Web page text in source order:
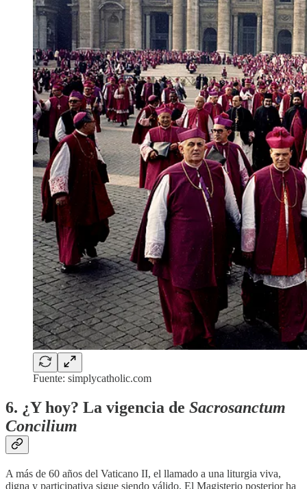
Fuente: simplycatholic.com
6. ¿Y hoy? La vigencia de Sacrosanctum
Concilium
A más de 60 años del Vaticano II, el llamado a una liturgia viva,
digna y participativa sigue siendo válido. El Magisterio posterior ha